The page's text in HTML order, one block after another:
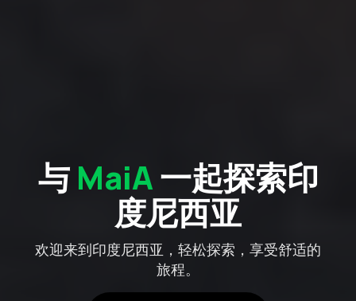
与 MaiA一起探索印
度尼西亚
欢迎来到印度尼西亚，轻松探索，享受舒适的
旅程。